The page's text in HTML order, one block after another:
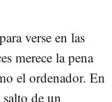
verse en las
merece la pena
el ordenador. En
de un